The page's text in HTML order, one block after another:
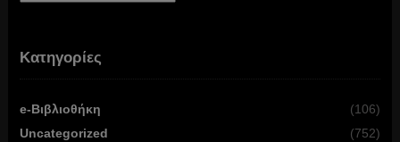
Κατηγορίες
e-Βιβλιοθήκη
(106)
Uncategorized
(752)